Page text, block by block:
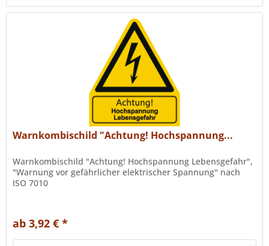
Warnkombischild "Achtung! Hochspannung...
Warnkombischild "Achtung! Hochspannung Lebensgefahr",
"Warnung vor gefährlicher elektrischer Spannung" nach
ISO 7010
ab 3,92 € *